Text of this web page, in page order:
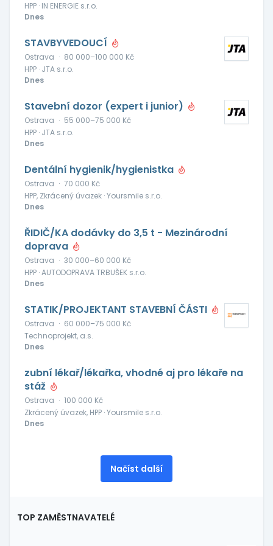
HPP · IN ENERGIE s.r.o.
Dnes
STAVBYVEDOUCÍ
Ostrava · 80 000–100 000 Kč
HPP · JTA s.r.o.
Dnes
Stavební dozor (expert i junior)
Ostrava · 55 000–75 000 Kč
HPP · JTA s.r.o.
Dnes
Dentální hygienik/hygienistka
Ostrava · 70 000 Kč
HPP, Zkrácený úvazek · Yoursmile s.r.o.
Dnes
ŘIDIČ/KA dodávky do 3,5 t - Mezinárodní
doprava
Ostrava · 30 000–60 000 Kč
HPP · AUTODOPRAVA TRBUŠEK s.r.o.
Dnes
STATIK/PROJEKTANT STAVEBNÍ ČÁSTI
Ostrava · 60 000–75 000 Kč
Technoprojekt, a.s.
Dnes
zubní lékař/lékařka, vhodné aj pro lékaře na
stáž
Ostrava · 100 000 Kč
Zkrácený úvazek, HPP · Yoursmile s.r.o.
Dnes
Načíst další
TOP ZAMĚSTNAVATELÉ